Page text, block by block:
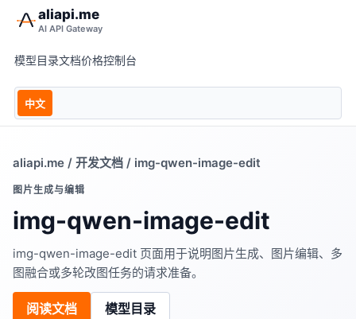
aliapi.me
AI API Gateway
模型目录文档价格控制台
中文
aliapi.me / 开发文档 / img-qwen-image-edit
图片生成与编辑
img-qwen-image-edit
img-qwen-image-edit 页面用于说明图片生成、图片编辑、多
图融合或多轮改图任务的请求准备。
阅读文档 模型目录